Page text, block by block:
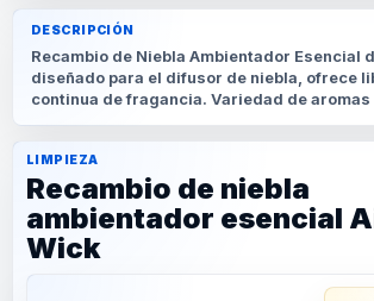
DESCRIPCIÓN
Recambio de Niebla Ambientador Esencial
diseñado para el difusor de niebla, ofrece
continua de fragancia. Variedad de
LIMPIEZA
Recambio de niebla
ambientador esencial
Wick